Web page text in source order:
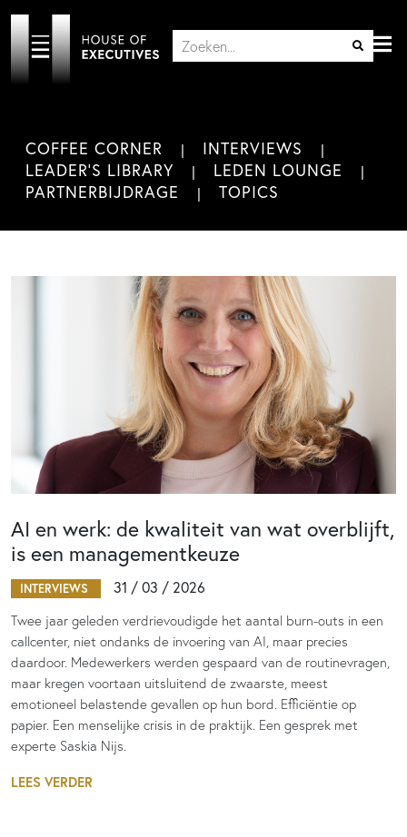
COFFEE CORNER
INTERVIEWS
LEADER'S LIBRARY
LEDEN LOUNGE
PARTNERBIJDRAGE
TOPICS
AI en werk: de kwaliteit van wat overblijft,
is een managementkeuze
INTERVIEWS 31 / 03 / 2026
Twee jaar geleden verdrievoudigde het aantal burn-outs in een
callcenter, niet ondanks de invoering van AI, maar precies
daardoor. Medewerkers werden gespaard van de routinevragen,
maar kregen voortaan uitsluitend de zwaarste, meest
emotioneel belastende gevallen op hun bord. Efficiëntie op
papier. Een menselijke crisis in de praktijk. Een gesprek met
experte Saskia Nijs.
LEES VERDER